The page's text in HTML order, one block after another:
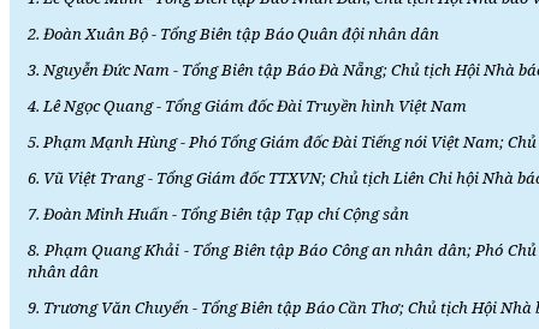
2. Đoàn Xuân Bộ - Tổng Biên tập Báo Quân đội nhân dân
3. Nguyễn Đức Nam - Tổng Biên tập Báo Đà Nẵng; Chủ tịch Hội Nhà
4. Lê Ngọc Quang - Tổng Giám đốc Đài Truyền hình Việt Nam
5. Phạm Mạnh Hùng - Phó Tổng Giám đốc Đài Tiếng nói Việt Nam;
6. Vũ Việt Trang - Tổng Giám đốc TTXVN; Chủ tịch Liên Chi hội Nhà
7. Đoàn Minh Huấn - Tổng Biên tập Tạp chí Cộng sản
8. Phạm Quang Khải - Tổng Biên tập Báo Công an nhân dân; Phó
nhân dân
9. Trương Văn Chuyển - Tổng Biên tập Báo Cần Thơ; Chủ tịch Hội Nhà